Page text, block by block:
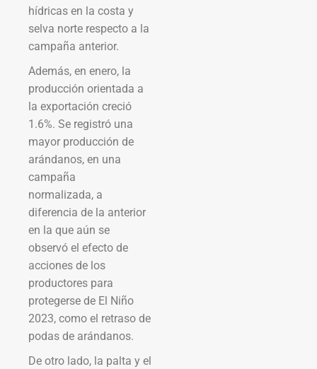
hídricas en la costa y
selva norte respecto a la
campaña anterior.
Además, en enero, la
producción orientada a
la exportación creció
1.6%. Se registró una
mayor producción de
arándanos, en una
campaña
normalizada, a
diferencia de la anterior
en la que aún se
observó el efecto de
acciones de los
productores para
protegerse de El Niño
2023, como el retraso de
podas de arándanos.
De otro lado, la palta y el